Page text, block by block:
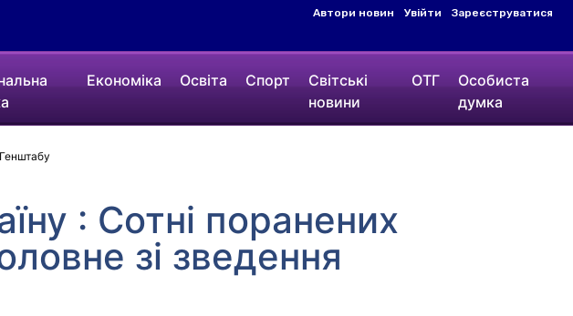
Автори новин Увійти Зареєструватися
Економіка Освіта Спорт
Світські
новини
ОТГ
Особиста
думка
: Сотні поранених
зі зведення